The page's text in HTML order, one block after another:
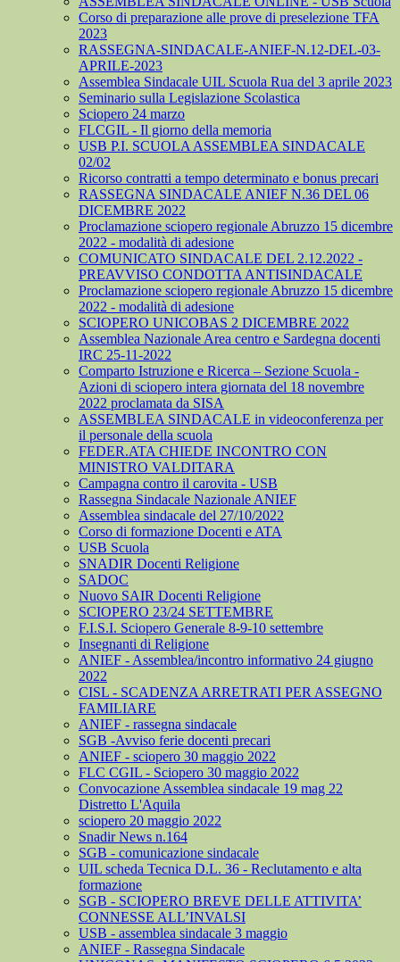
Corso di preparazione alle prove di preselezione TFA
2023
RASSEGNA-SINDACALE-ANIEF-N.12-DEL-03-
APRILE-2023
Assemblea Sindacale UIL Scuola Rua del 3 aprile 2023
Seminario sulla Legislazione Scolastica
Sciopero 24 marzo
FLCGIL - Il giorno della memoria
USB P.I. SCUOLA ASSEMBLEA SINDACALE
02/02
Ricorso contratti a tempo determinato e bonus precari
RASSEGNA SINDACALE ANIEF N.36 DEL 06
DICEMBRE 2022
Proclamazione sciopero regionale Abruzzo 15 dicembre
2022 - modalità di adesione
COMUNICATO SINDACALE DEL 2.12.2022 -
PREAVVISO CONDOTTA ANTISINDACALE
Proclamazione sciopero regionale Abruzzo 15 dicembre
2022 - modalità di adesione
SCIOPERO UNICOBAS 2 DICEMBRE 2022
Assemblea Nazionale Area centro e Sardegna docenti
IRC 25-11-2022
Comparto Istruzione e Ricerca – Sezione Scuola -
Azioni di sciopero intera giornata del 18 novembre
2022 proclamata da SISA
ASSEMBLEA SINDACALE in videoconferenza per
il personale della scuola
FEDER.ATA CHIEDE INCONTRO CON
MINISTRO VALDITARA
Campagna contro il carovita - USB
Rassegna Sindacale Nazionale ANIEF
Assemblea sindacale del 27/10/2022
Corso di formazione Docenti e ATA
USB Scuola
SNADIR Docenti Religione
SADOC
Nuovo SAIR Docenti Religione
SCIOPERO 23/24 SETTEMBRE
F.I.S.I. Sciopero Generale 8-9-10 settembre
Insegnanti di Religione
ANIEF - Assemblea/incontro informativo 24 giugno
2022
CISL - SCADENZA ARRETRATI PER ASSEGNO
FAMILIARE
ANIEF - rassegna sindacale
SGB -Avviso ferie docenti precari
ANIEF - sciopero 30 maggio 2022
FLC CGIL - Sciopero 30 maggio 2022
Convocazione Assemblea sindacale 19 mag 22
Distretto L'Aquila
sciopero 20 maggio 2022
Snadir News n.164
SGB - comunicazione sindacale
UIL scheda Tecnica D.L. 36 - Reclutamento e alta
formazione
SGB - SCIOPERO BREVE DELLE ATTIVITA’
CONNESSE ALL’INVALSI
USB - assemblea sindacale 3 maggio
ANIEF - Rassegna Sindacale